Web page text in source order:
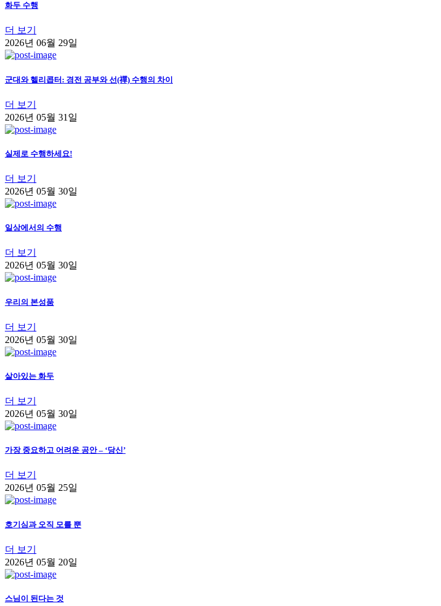
화두 수행
더 보기
2026년 06월 29일
군대와 헬리콥터: 경전 공부와 선(禪) 수행의 차이
더 보기
2026년 05월 31일
실제로 수행하세요!
더 보기
2026년 05월 30일
일상에서의 수행
더 보기
2026년 05월 30일
우리의 본성품
더 보기
2026년 05월 30일
살아있는 화두
더 보기
2026년 05월 30일
가장 중요하고 어려운 공안 – ‘당신’
더 보기
2026년 05월 25일
호기심과 오직 모를 뿐
더 보기
2026년 05월 20일
스님이 된다는 것